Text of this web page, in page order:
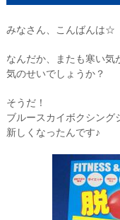
みなさん、こんばんは☆
なんだか、またも寒い気
気のせいでしょうか？
そうだ！
ブルースカイボクシング
新しくなったんです♪